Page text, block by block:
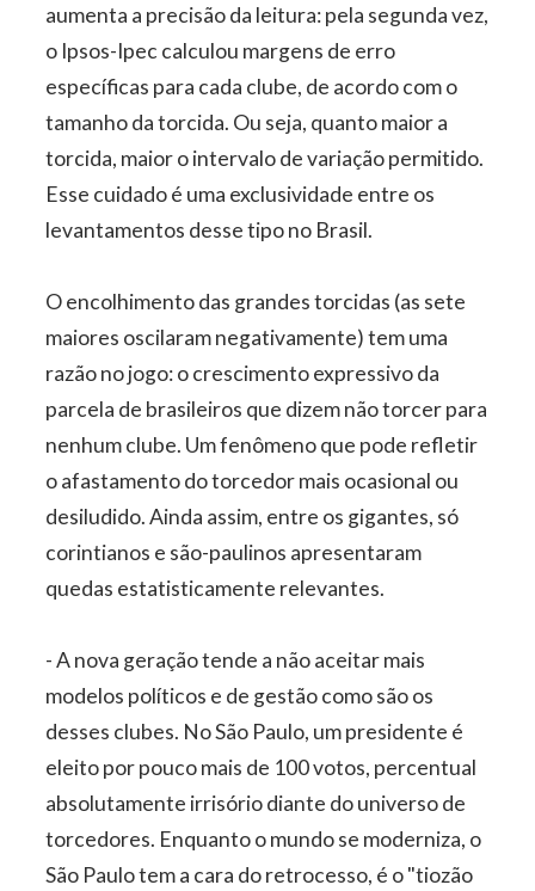
aumenta a precisão da leitura: pela segunda vez,
o Ipsos-Ipec calculou margens de erro
específicas para cada clube, de acordo com o
tamanho da torcida. Ou seja, quanto maior a
torcida, maior o intervalo de variação permitido.
Esse cuidado é uma exclusividade entre os
levantamentos desse tipo no Brasil.
O encolhimento das grandes torcidas (as sete
maiores oscilaram negativamente) tem uma
razão no jogo: o crescimento expressivo da
parcela de brasileiros que dizem não torcer para
nenhum clube. Um fenômeno que pode refletir
o afastamento do torcedor mais ocasional ou
desiludido. Ainda assim, entre os gigantes, só
corintianos e são-paulinos apresentaram
quedas estatisticamente relevantes.
- A nova geração tende a não aceitar mais
modelos políticos e de gestão como são os
desses clubes. No São Paulo, um presidente é
eleito por pouco mais de 100 votos, percentual
absolutamente irrisório diante do universo de
torcedores. Enquanto o mundo se moderniza, o
São Paulo tem a cara do retrocesso, é o "tiozão